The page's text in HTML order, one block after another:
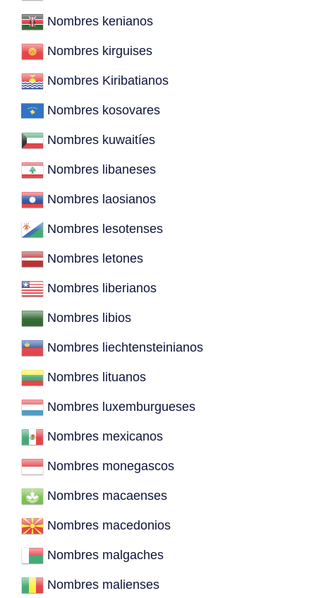
Nombres kenianos
Nombres kirguises
Nombres Kiribatianos
Nombres kosovares
Nombres kuwaitíes
Nombres libaneses
Nombres laosianos
Nombres lesotenses
Nombres letones
Nombres liberianos
Nombres libios
Nombres liechtensteinianos
Nombres lituanos
Nombres luxemburgueses
Nombres mexicanos
Nombres monegascos
Nombres macaenses
Nombres macedonios
Nombres malgaches
Nombres malienses